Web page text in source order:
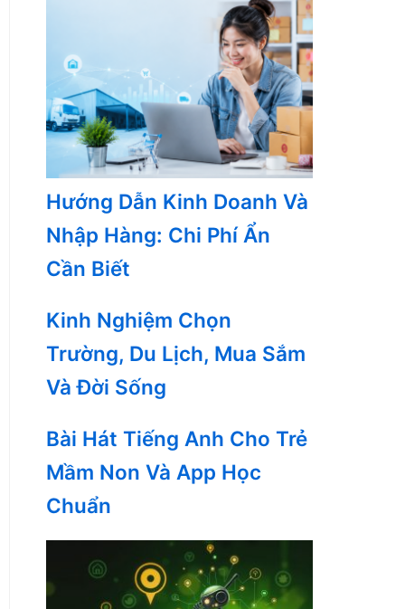
Hướng Dẫn Kinh Doanh Và
Nhập Hàng: Chi Phí Ẩn
Cần Biết
Kinh Nghiệm Chọn
Trường, Du Lịch, Mua Sắm
Và Đời Sống
Bài Hát Tiếng Anh Cho Trẻ
Mầm Non Và App Học
Chuẩn